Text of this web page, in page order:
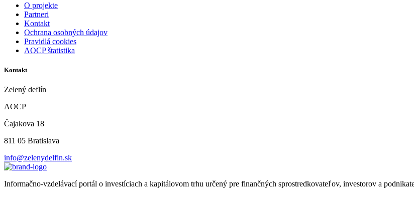
O projekte
Partneri
Kontakt
Ochrana osobných údajov
Pravidlá cookies
AOCP štatistika
Kontakt
Zelený deflín
AOCP
Čajakova 18
811 05 Bratislava
info@zelenydelfin.sk
Informačno-vzdelávací portál o investíciach a kapitálovom trhu určený pre finančných sprostredkovateľov, investorov a